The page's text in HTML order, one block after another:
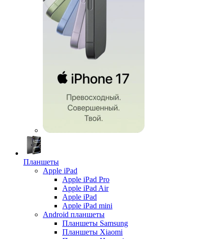
Планшеты
Apple iPad
Apple iPad Pro
Apple iPad Air
Apple iPad
Apple iPad mini
Android планшеты
Планшеты Samsung
Планшеты Xiaomi